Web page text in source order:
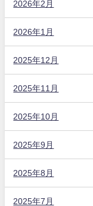
2026年2月
2026年1月
2025年12月
2025年11月
2025年10月
2025年9月
2025年8月
2025年7月